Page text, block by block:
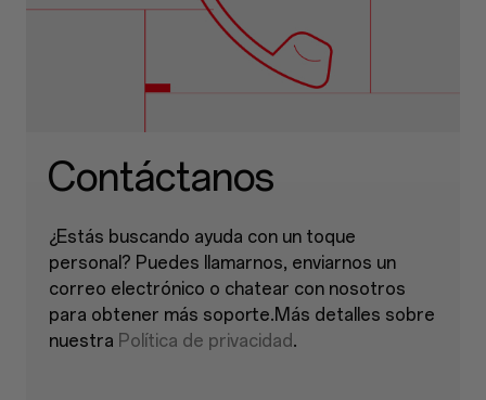
Contáctanos
¿Estás buscando ayuda con un toque
personal? Puedes llamarnos, enviarnos un
correo electrónico o chatear con nosotros
para obtener más soporte.Más detalles sobre
nuestra Política de privacidad.